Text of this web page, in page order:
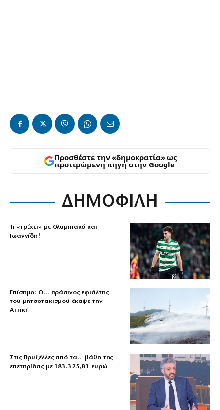
Προσθέστε την «δημοκρατία» ως
προτιμώμενη πηγή στην Google
ΔΗΜΟΦΙΛΗ
Τι «τρέχει» με Ολυμπιακό και
Ιωαννίδη!
Επίσημο: Ο… πράσινος εφιάλτης
του μητσοτακισμού έκαψε την
Αττική
Στις Βρυξέλλες από τα… βάθη της
επετηρίδας με 183.325,83 ευρώ